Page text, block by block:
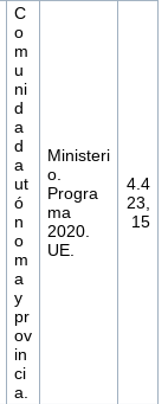
C
o
m
u
ni
d
a
d
a
ut
ó
n
o
m
a
y
pr
ov
in
ci
a.
Ministeri
o.
Progra
ma
2020.
UE.
4.4
23,
15